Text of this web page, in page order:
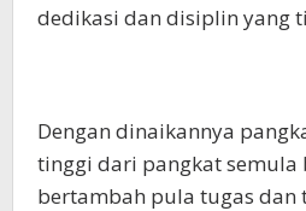
dedikasi dan disiplin yang
Dengan dinaikannya
tinggi dari pangkat semula
bertambah pula tugas dan